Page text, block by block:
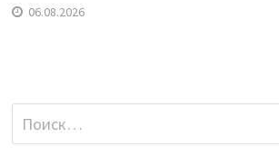
06.08.2026
Найти: